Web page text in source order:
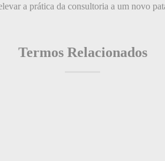
a prática da consultoria a um novo
Termos Relacionados